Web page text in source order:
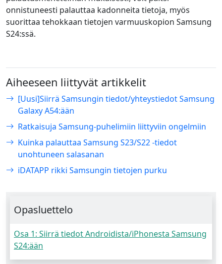
Opasluettelo
Osa 1: Siirrä tiedot Androidista/iPhonesta Samsung
S24:ään
onnistuneesti palauttaa kadonneita tietoja, myös
suorittaa tehokkaan tietojen varmuuskopion Samsung
S24:ssä.
Aiheeseen liittyvät artikkelit
[Uusi]Siirrä Samsungin tiedot/yhteystiedot Samsung
Galaxy A54:ään
Ratkaisuja Samsung-puhelimiin liittyviin ongelmiin
Kuinka palauttaa Samsung S23/S22 -tiedot
unohtuneen salasanan
iDATAPP rikki Samsungin tietojen purku